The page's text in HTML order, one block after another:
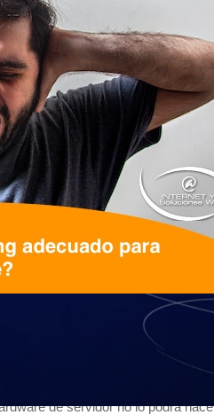
de dimensionar
sugerencias.
de servidor no lo podrá